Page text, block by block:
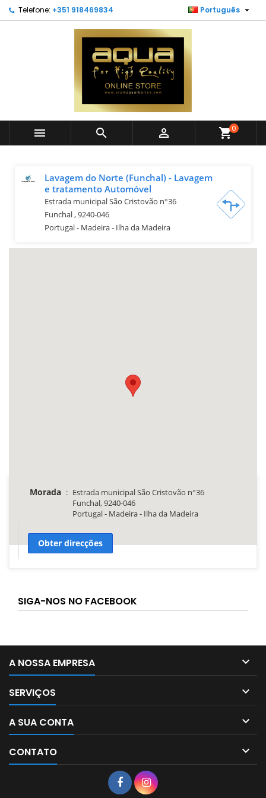
Telefone: +351 918469834 Português 
   shopping_cart0
Lavagem do Norte (Funchal) - Lavagem
e tratamento Automóvel
Estrada municipal São Cristovão n°36
Funchal , 9240-046
Portugal - Madeira - Ilha da Madeira
Morada : Estrada municipal São Cristovão n°36
Funchal, 9240-046
Portugal - Madeira - Ilha da Madeira
Obter direcções
SIGA-NOS NO FACEBOOK
A NOSSA EMPRESA 
SERVIÇOS 
A SUA CONTA 
CONTATO 